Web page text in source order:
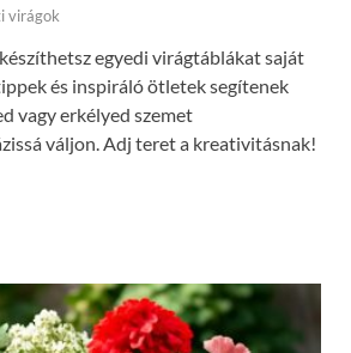
virágok
egyedi virágtáblákat saját
és inspiráló ötletek segítenek
vagy erkélyed szemet
váljon. Adj teret a kreativitásnak!